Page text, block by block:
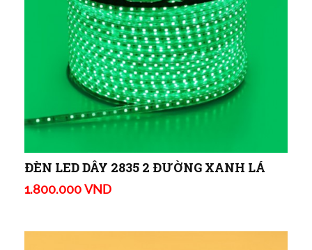
ĐÈN LED DÂY 2835 2 ĐƯỜNG XANH LÁ
1.800.000 VND